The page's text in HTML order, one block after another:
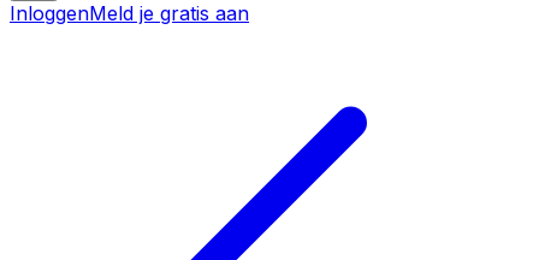
InloggenMeld je gratis aan